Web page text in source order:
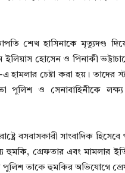
শেখ হাসিনাকে মৃত্যুদণ্ড
ইলিয়াস হোসেন ও পিনাকী
হামলার চেষ্টা করা হয়। তাদের
পুলিশ ও সেনাবাহিনীকে লক্ষ্য
বসবাসকারী সাংবাদিক হিসেবে
হুমকি, গ্রেফতার এবং মামলার
পুলিশ তাকে হুমকির অভিযোগে